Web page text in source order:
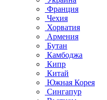
Франция
Чехия
Хорватия
Армения
Бутан
Камбоджа
Кипр
Китай
Южная Корея
Сингапур